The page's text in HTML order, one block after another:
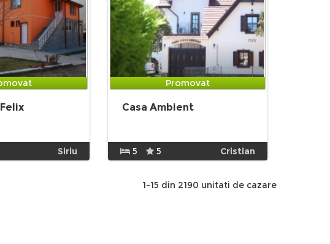
Siriu
Promovat
Casa Ambient
5 5 Cristian
1-15 din 2190 unitati de cazare